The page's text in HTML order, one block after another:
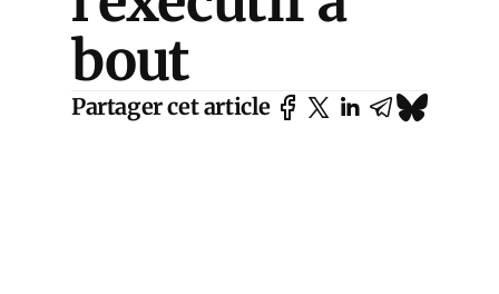
bout
Partager cet article